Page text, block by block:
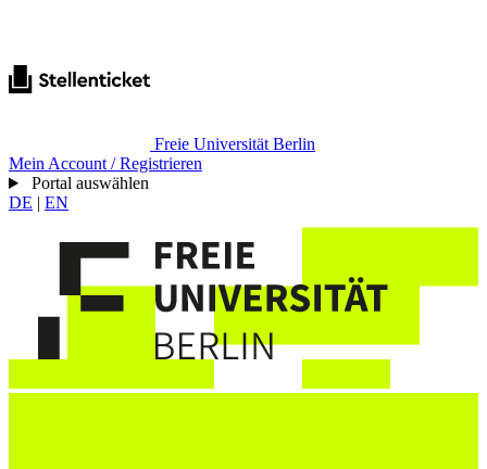
Freie Universität Berlin
Mein Account / Registrieren
Portal auswählen
DE | EN